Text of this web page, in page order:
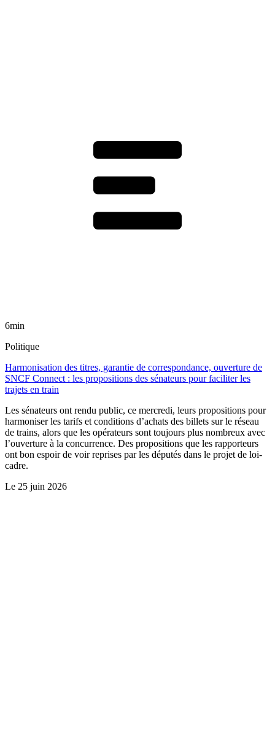
6min
Politique
Harmonisation des titres, garantie de correspondance, ouverture de
SNCF Connect : les propositions des sénateurs pour faciliter les
trajets en train
Les sénateurs ont rendu public, ce mercredi, leurs propositions pour
harmoniser les tarifs et conditions d’achats des billets sur le réseau
de trains, alors que les opérateurs sont toujours plus nombreux avec
l’ouverture à la concurrence. Des propositions que les rapporteurs
ont bon espoir de voir reprises par les députés dans le projet de loi-
cadre.
Le 25 juin 2026